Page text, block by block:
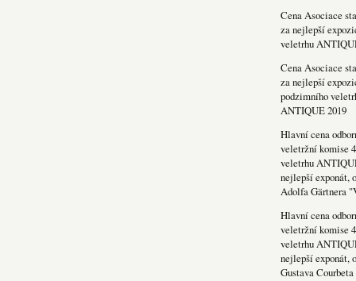
Cena Asociace
za nejlepší
veletrhu
Cena Asociace
za nejlepší
podzimního
ANTIQUE 2019
Hlavní cena
veletržní komise
veletrhu
nejlepší exponát,
Adolfa Gärtnera
Hlavní cena
veletržní komise
veletrhu
nejlepší exponát,
Gustava